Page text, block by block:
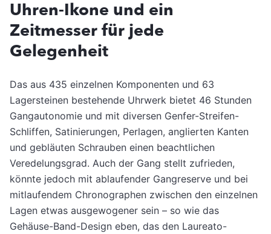
Uhren-Ikone und ein
Zeitmesser für jede
Gelegenheit
Das aus 435 einzelnen Komponenten und 63
Lagersteinen bestehende Uhrwerk bietet 46 Stunden
Gangautonomie und mit diversen Genfer-Streifen-
Schliffen, Satinierungen, Perlagen, anglierten Kanten
und gebläuten Schrauben einen beachtlichen
Veredelungsgrad. Auch der Gang stellt zufrieden,
könnte jedoch mit ablaufender Gangreserve und bei
mitlaufendem Chronographen zwischen den einzelnen
Lagen etwas ausgewogener sein – so wie das
Gehäuse-Band-Design eben, das den Laureato-